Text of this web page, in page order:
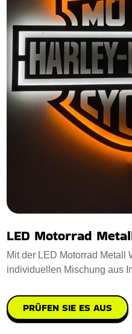
LED Motorrad
Mit der LED Motorrad Metall
individuellen Mischung aus
PRÜFEN SIE ES AUS